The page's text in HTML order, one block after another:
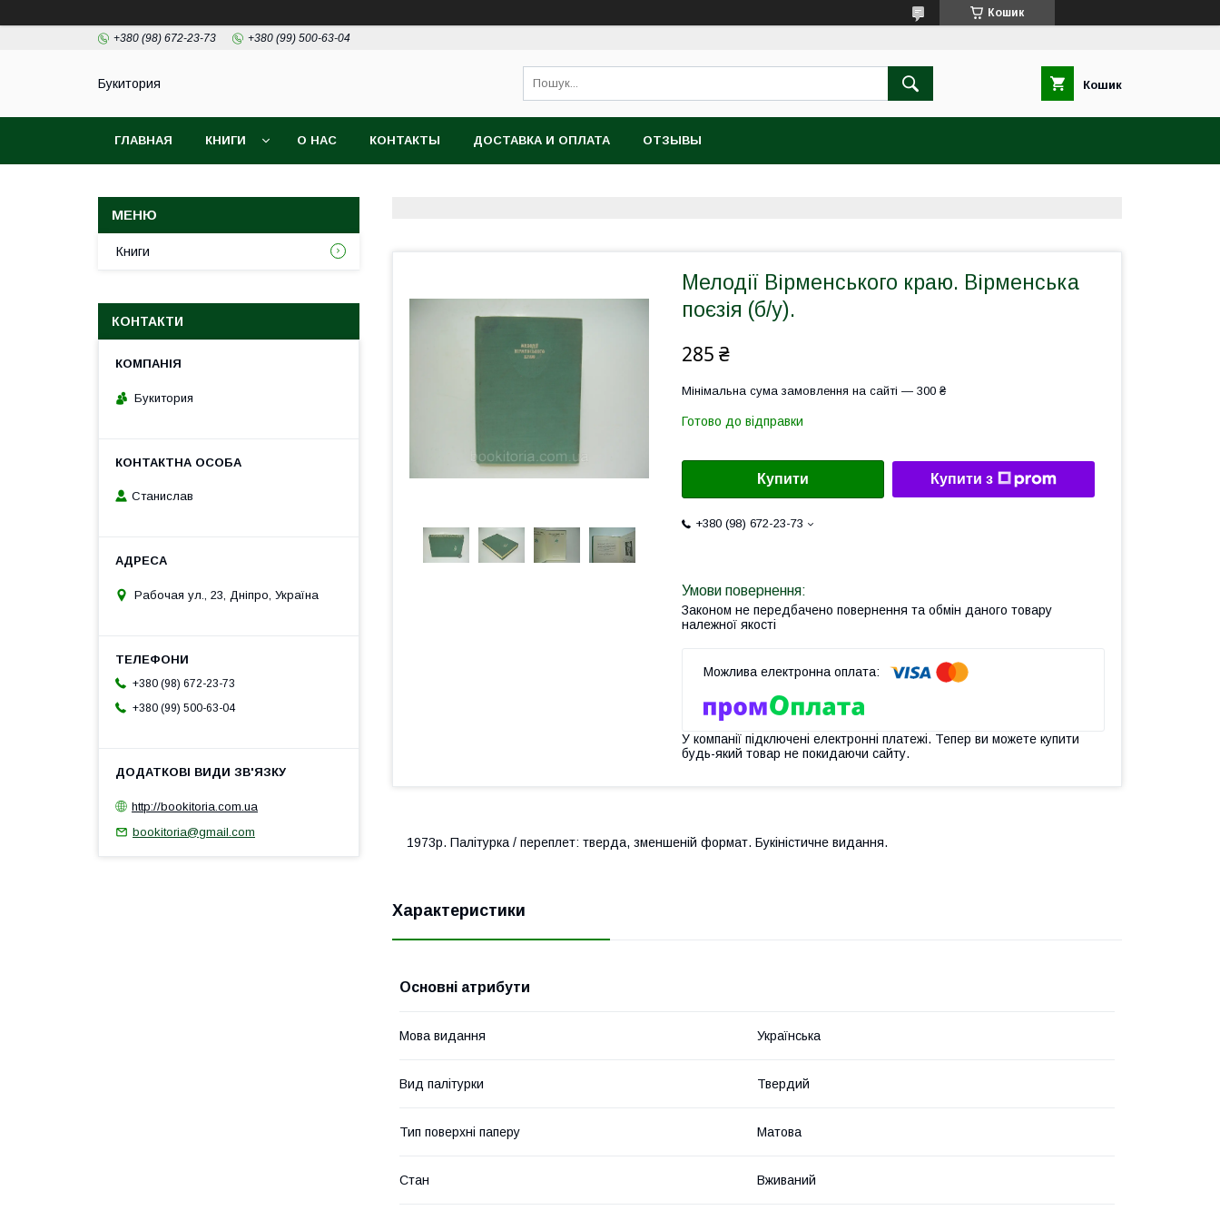
Кошик
+380 (98) 672-23-73 +380 (99) 500-63-04
Букитория Кошик
ГЛАВНАЯ КНИГИ О НАС КОНТАКТЫ ДОСТАВКА И ОПЛАТА ОТЗЫВЫ
Мелодії Вірменського краю. Вірменська
поєзія (б/у).
285 ₴
Мінімальна сума замовлення на сайті — 300 ₴
Готово до відправки
Купити Купити з
+380 (98) 672-23-73
Законом не передбачено повернення та обмін даного товару
належної якості
У компанії підключені електронні платежі. Тепер ви можете купити
будь-який товар не покидаючи сайту.
1973р. Палiтурка / переплет: тверда, зменшеній формат. Букіністичне видання.
Характеристики
Основні атрибути
Мова видання Українська
Вид палітурки Твердий
Тип поверхні паперу Матова
Стан Вживаний
Книги
КОНТАКТИ
Букитория
Станислав
Рабочая ул., 23, Дніпро, Україна
+380 (98) 672-23-73
+380 (99) 500-63-04
http://bookitoria.com.ua
bookitoria@gmail.com